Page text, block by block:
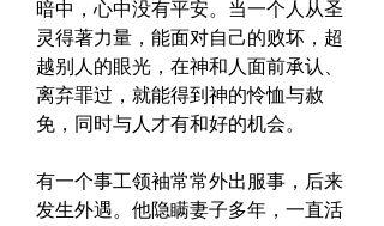
暗中，心中没有平安。当一个人从圣
灵得著力量，能面对自己的败坏，超
越别人的眼光，在神和人面前承认、
离弃罪过，就能得到神的怜恤与赦
免，同时与人才有和好的机会。
有一个事工领袖常常外出服事，后来
发生外遇。他隐瞒妻子多年，一直活